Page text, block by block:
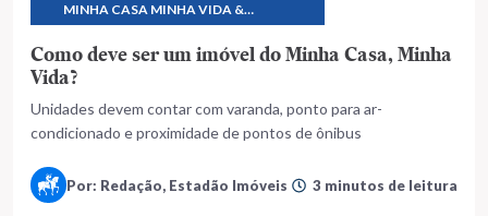
MINHA CASA MINHA VIDA &
Como deve ser um imóvel do Minha Casa, Minha
Vida?
Unidades devem contar com varanda, ponto para ar-
condicionado e proximidade de pontos de ônibus
Por: Redação, Estadão Imóveis 3 minutos de leitura